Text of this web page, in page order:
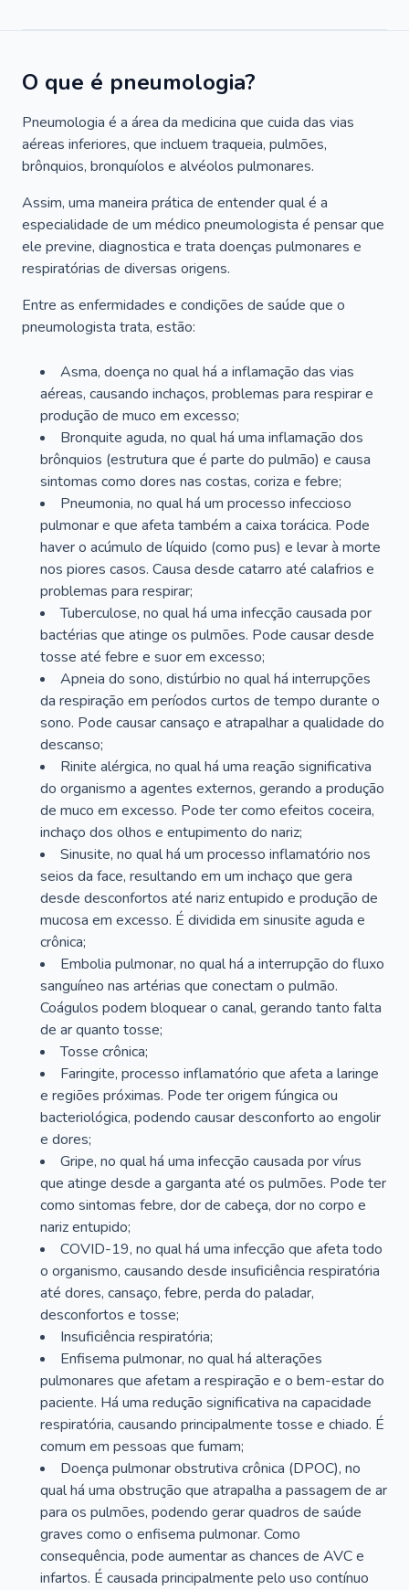
O que é pneumologia?
Pneumologia é a área da medicina que cuida das vias
aéreas inferiores, que incluem traqueia, pulmões,
brônquios, bronquíolos e alvéolos pulmonares.
Assim, uma maneira prática de entender qual é a
especialidade de um médico pneumologista é pensar que
ele previne, diagnostica e trata doenças pulmonares e
respiratórias de diversas origens.
Entre as enfermidades e condições de saúde que o
pneumologista trata, estão:
Asma, doença no qual há a inflamação das vias
aéreas, causando inchaços, problemas para respirar e
produção de muco em excesso;
Bronquite aguda, no qual há uma inflamação dos
brônquios (estrutura que é parte do pulmão) e causa
sintomas como dores nas costas, coriza e febre;
Pneumonia, no qual há um processo infeccioso
pulmonar e que afeta também a caixa torácica. Pode
haver o acúmulo de líquido (como pus) e levar à morte
nos piores casos. Causa desde catarro até calafrios e
problemas para respirar;
Tuberculose, no qual há uma infecção causada por
bactérias que atinge os pulmões. Pode causar desde
tosse até febre e suor em excesso;
Apneia do sono, distúrbio no qual há interrupções
da respiração em períodos curtos de tempo durante o
sono. Pode causar cansaço e atrapalhar a qualidade do
descanso;
Rinite alérgica, no qual há uma reação significativa
do organismo a agentes externos, gerando a produção
de muco em excesso. Pode ter como efeitos coceira,
inchaço dos olhos e entupimento do nariz;
Sinusite, no qual há um processo inflamatório nos
seios da face, resultando em um inchaço que gera
desde desconfortos até nariz entupido e produção de
mucosa em excesso. É dividida em sinusite aguda e
crônica;
Embolia pulmonar, no qual há a interrupção do fluxo
sanguíneo nas artérias que conectam o pulmão.
Coágulos podem bloquear o canal, gerando tanto falta
de ar quanto tosse;
Tosse crônica;
Faringite, processo inflamatório que afeta a laringe
e regiões próximas. Pode ter origem fúngica ou
bacteriológica, podendo causar desconforto ao engolir
e dores;
Gripe, no qual há uma infecção causada por vírus
que atinge desde a garganta até os pulmões. Pode ter
como sintomas febre, dor de cabeça, dor no corpo e
nariz entupido;
COVID-19, no qual há uma infecção que afeta todo
o organismo, causando desde insuficiência respiratória
até dores, cansaço, febre, perda do paladar,
desconfortos e tosse;
Insuficiência respiratória;
Enfisema pulmonar, no qual há alterações
pulmonares que afetam a respiração e o bem-estar do
paciente. Há uma redução significativa na capacidade
respiratória, causando principalmente tosse e chiado. É
comum em pessoas que fumam;
Doença pulmonar obstrutiva crônica (DPOC), no
qual há uma obstrução que atrapalha a passagem de ar
para os pulmões, podendo gerar quadros de saúde
graves como o enfisema pulmonar. Como
consequência, pode aumentar as chances de AVC e
infartos. É causada principalmente pelo uso contínuo